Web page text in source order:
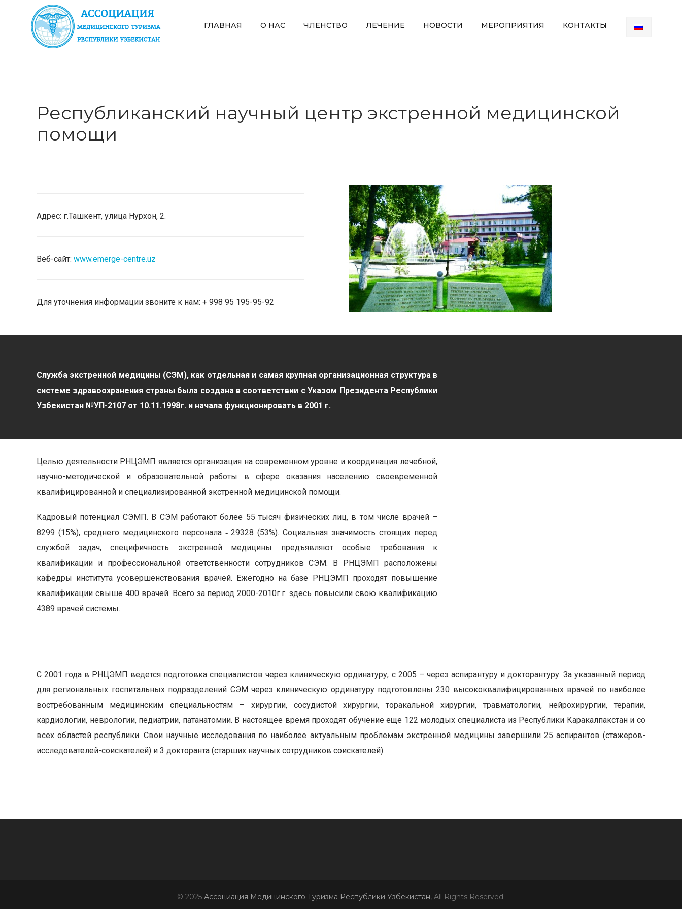
ГЛАВНАЯ О НАС ЧЛЕНСТВО ЛЕЧЕНИЕ НОВОСТИ МЕРОПРИЯТИЯ КОНТАКТЫ
Республиканский научный центр экстренной медицинской
помощи
Адрес: г.Ташкент, улица Нурхон, 2.
Веб-сайт: www.emerge-centre.uz
Для уточнения информации звоните к нам: + 998 95 195-95-92
Служба экстренной медицины (СЭМ), как отдельная и самая крупная организационная структура в
системе здравоохранения страны была создана в соответствии с Указом Президента Республики
Узбекистан №УП-2107 от 10.11.1998г. и начала функционировать в 2001 г.
Целью деятельности РНЦЭМП является организация на современном уровне и координация лечебной,
научно-методической и образовательной работы в сфере оказания населению своевременной
квалифицированной и специализированной экстренной медицинской помощи.
Кадровый потенциал СЭМП. В СЭМ работают более 55 тысяч физических лиц, в том числе врачей –
8299 (15%), среднего медицинского персонала ‑ 29328 (53%). Социальная значимость стоящих перед
службой задач, специфичность экстренной медицины предъявляют особые требования к
квалификации и профессиональной ответственности сотрудников СЭМ. В РНЦЭМП расположены
кафедры института усовершенствования врачей. Ежегодно на базе РНЦЭМП проходят повышение
квалификации свыше 400 врачей. Всего за период 2000-2010г.г. здесь повысили свою квалификацию
4389 врачей системы.
С 2001 года в РНЦЭМП ведется подготовка специалистов через клиническую ординатуру, с 2005 – через аспирантуру и докторантуру. За указанный период
для региональных госпитальных подразделений СЭМ через клиническую ординатуру подготовлены 230 высококвалифицированных врачей по наиболее
востребованным медицинским специальностям – хирургии, сосудистой хирургии, торакальной хирургии, травматологии, нейрохирургии, терапии,
кардиологии, неврологии, педиатрии, патанатомии. В настоящее время проходят обучение еще 122 молодых специалиста из Республики Каракалпакстан и со
всех областей республики. Свои научные исследования по наиболее актуальным проблемам экстренной медицины завершили 25 аспирантов (стажеров-
исследователей-соискателей) и 3 докторанта (старших научных сотрудников соискателей).
© 2025 Ассоциация Медицинского Туризма Республики Узбекистан, All Rights Reserved.